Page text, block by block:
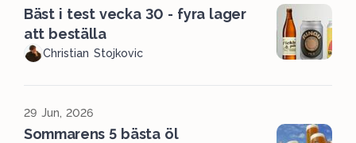
Bäst i test vecka 30 - fyra lager
att beställa
Christian Stojkovic
29 Jun, 2026
Sommarens 5 bästa öl